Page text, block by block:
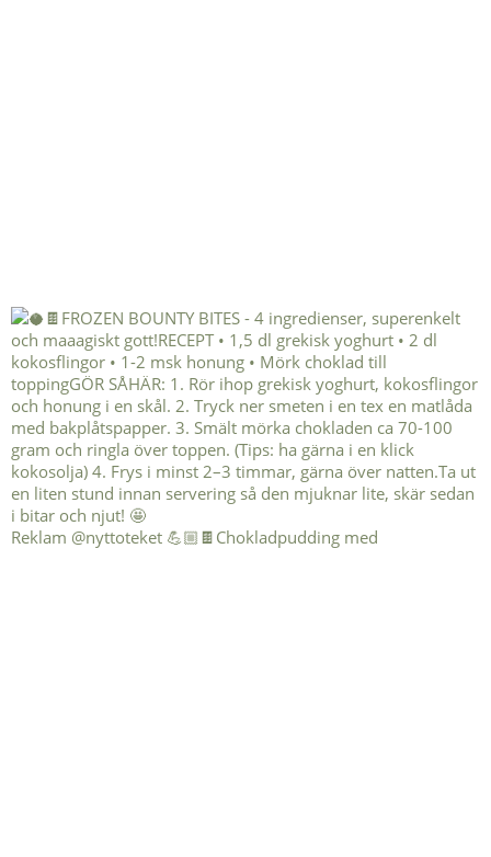
Reklam @nyttoteket 💪🏼🍫Chokladpudding med